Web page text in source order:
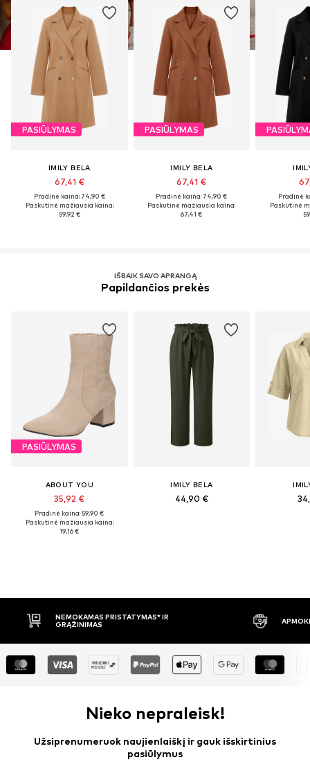
PASIŪLYMAS
IMILY BELA
67,41 €
Pradinė kaina: 74,90 €
Paskutinė mažiausia kaina:
59,92 €
PASIŪLYMAS
IMILY BELA
67,41 €
Pradinė kaina: 74,90 €
Paskutinė mažiausia kaina:
67,41 €
Pradinė
Paskutinė
IŠBAIK SAVO APRANGĄ
Papildančios prekės
PASIŪLYMAS
ABOUT YOU
35,92 €
Pradinė kaina: 59,90 €
Paskutinė mažiausia kaina:
19,16 €
IMILY BELA
44,90 €
APMOKĖJIMAS PRISTAČIUS 30
Nieko nepraleisk!
Užsiprenumeruok naujienlaiškį ir gauk išskirtinius
pasiūlymus